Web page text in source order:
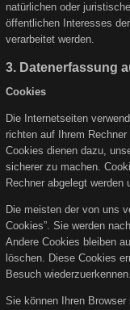
natürlichen oder
öffentlichen Interesses
verarbeitet werden.
3. Datenerfassung
Cookies
Die Internetseiten
richten auf Ihrem
Cookies dienen dazu,
sicherer zu machen.
Rechner abgelegt
Die meisten der von uns
Cookies”. Sie werden
Andere Cookies bleiben
löschen. Diese Cookies
Besuch wiederzuerkennen.
Sie können Ihren